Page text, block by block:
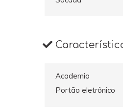
Academia
Portão eletrônico